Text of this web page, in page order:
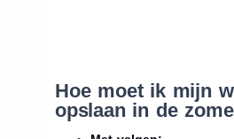
Hoe moet ik mijn
opslaan in de